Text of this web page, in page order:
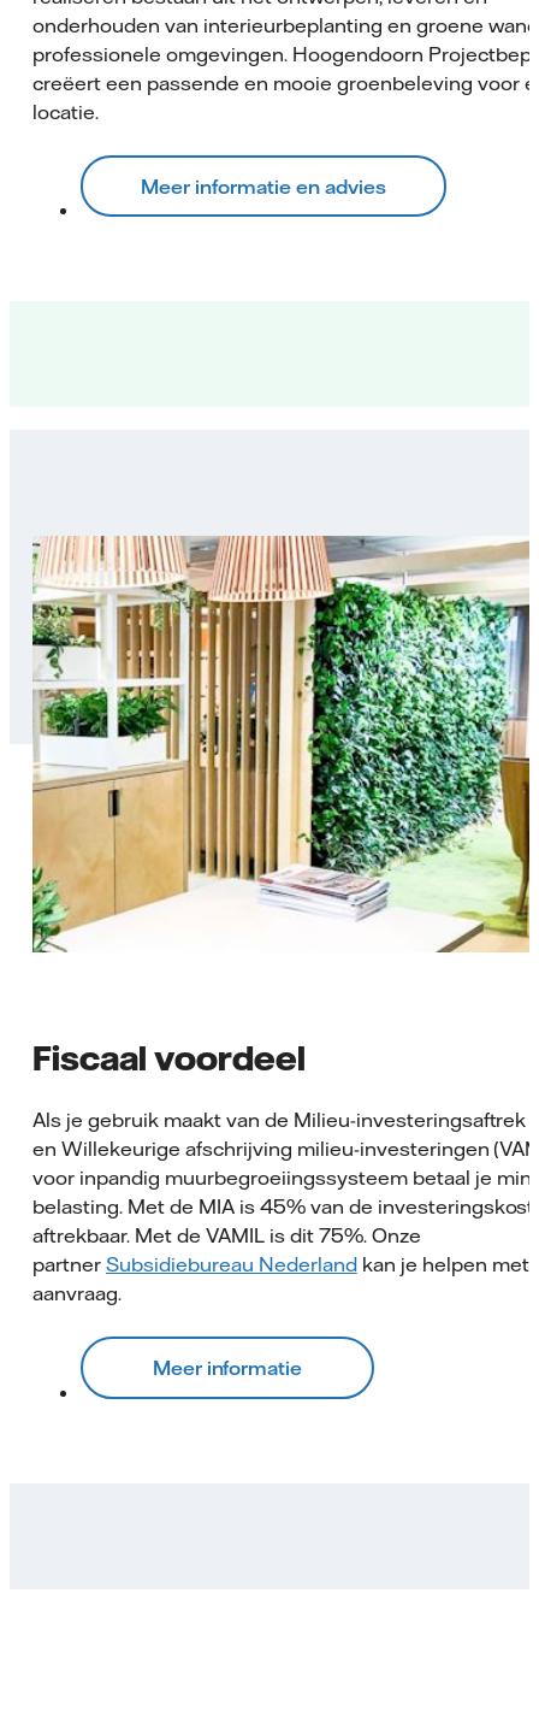
onderhouden van interieurbeplanting en groene
professionele omgevingen. Hoogendoorn
creëert een passende en mooie groenbeleving voor
locatie.
Meer informatie en advies
Fiscaal voordeel
Als je gebruik maakt van de Milieu-investeringsaftrek
en Willekeurige afschrijving milieu-investeringen
voor inpandig muurbegroeiingssysteem betaal je
belasting. Met de MIA is 45% van de
aftrekbaar. Met de VAMIL is dit 75%. Onze
partner Subsidiebureau Nederlandkan je helpen met
aanvraag.
Meer informatie